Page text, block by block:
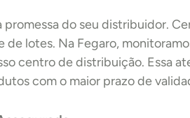
do seu distribuidor.
lotes. Na Fegaro,
centro de distribuição. Essa
com o maior prazo de